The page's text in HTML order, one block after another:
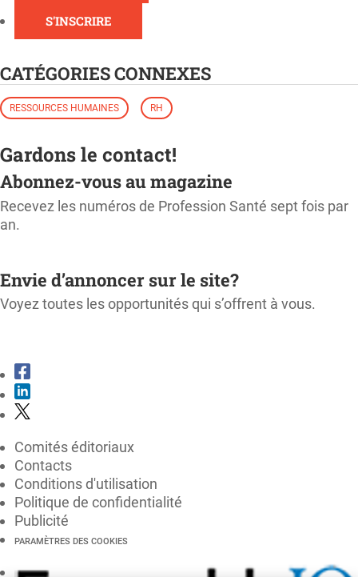
S'INSCRIRE
CATÉGORIES CONNEXES
RESSOURCES HUMAINES RH
Gardons le contact!
Abonnez-vous au magazine
Recevez les numéros de Profession Santé sept fois par
an.
Envie d’annoncer sur le site?
Voyez toutes les opportunités qui s’offrent à vous.
Comités éditoriaux
Contacts
Conditions d'utilisation
Politique de confidentialité
Publicité
PARAMÈTRES DES COOKIES